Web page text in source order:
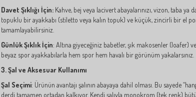
Davet Şıklığı İçin:Kahve, bej veya lacivert abayalarınızı, vizon, taba ya
topuklu bir ayakkabı (stiletto veya kalın topuk) ve küçük, zincirli bir el
tamamlayabilirsiniz.
Günlük Şıklık İçin: Altına giyeceğiniz babetler, şık makosenler (loafer)
beyaz spor ayakkabılarla hem spor hem havalı bir görünüm yakalarsınız.
3. Şal ve Aksesuar Kullanımı
Şal Seçimi: Ürünün avantajı şalının abayaya dahil olması. Bu sayede
derdi tamamen ortadan kalkıyor. Kendi şalıyla monokrom (tek renk)